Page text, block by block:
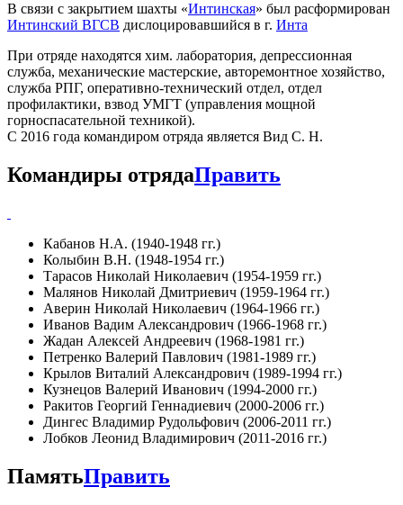
В связи с закрытием шахты «Интинская» был расформирован
Интинский ВГСВ дислоцировавшийся в г. Инта
При отряде находятся хим. лаборатория, депрессионная
служба, механические мастерские, авторемонтное хозяйство,
служба РПГ, оперативно-технический отдел, отдел
профилактики, взвод УМГТ (управления мощной
горноспасательной техникой).
С 2016 года командиром отряда является Вид С. Н.
Командиры отрядаПравить
Кабанов Н.А. (1940-1948 гг.)
Колыбин В.Н. (1948-1954 гг.)
Тарасов Николай Николаевич (1954-1959 гг.)
Малянов Николай Дмитриевич (1959-1964 гг.)
Аверин Николай Николаевич (1964-1966 гг.)
Иванов Вадим Александрович (1966-1968 гг.)
Жадан Алексей Андреевич (1968-1981 гг.)
Петренко Валерий Павлович (1981-1989 гг.)
Крылов Виталий Александрович (1989-1994 гг.)
Кузнецов Валерий Иванович (1994-2000 гг.)
Ракитов Георгий Геннадиевич (2000-2006 гг.)
Дингес Владимир Рудольфович (2006-2011 гг.)
Лобков Леонид Владимирович (2011-2016 гг.)
ПамятьПравить